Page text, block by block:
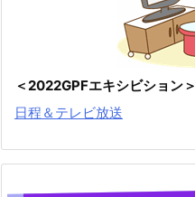
＜2022GPFエキシビション＞
日程＆テレビ放送